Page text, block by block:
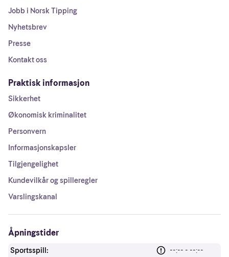
Jobb i Norsk Tipping
Nyhetsbrev
Presse
Kontakt oss
Praktisk informasjon
Sikkerhet
Økonomisk kriminalitet
Personvern
Informasjonskapsler
Tilgjengelighet
Kundevilkår og spilleregler
Varslingskanal
Åpningstider
Sportsspill: --:-- - --:--